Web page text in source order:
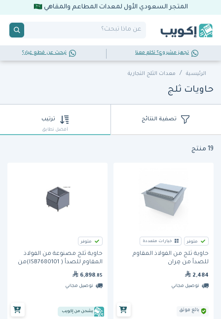
المتجر السعودي الأول لمعدات المطاعم والمقاهي
تجهز مشروع؟ تكلم معنا تبحث عن قطع غيار؟
الرئيسية معدات الثلج التجارية
حاويات ثلج
تصفية النتائج ترتيب
أفضل تطابق
19 منتج
متوفر خيارات متعددة
حاوية ثلج من الفولاذ المقاوم
للصدأ من مِران
2,484
توصيل مجاني
بائع موثق
متوفر
حاوية ثلج مصنوعة من الفولاذ
المقاوم للصدأ ( ISB7680101)من
6,898.85
توصيل مجاني
يشحن من إكويب